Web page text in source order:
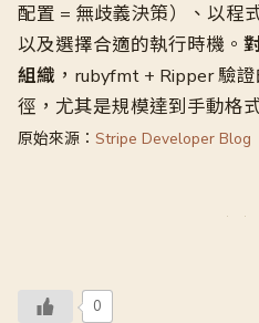
配置 = 無歧義決策）、以程
以及選擇合適的執行時機。
組織 ，rubyfmt + Ripper 驗
徑，尤其是規模達到手動格
原始來源： Stripe Developer Blog
0